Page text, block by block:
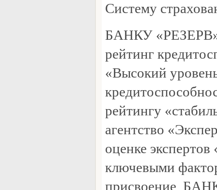
Систему
БАНКУ
рейтинг
«Высокий
рейтингу
агентство
оценке
ключевыми
присвоение